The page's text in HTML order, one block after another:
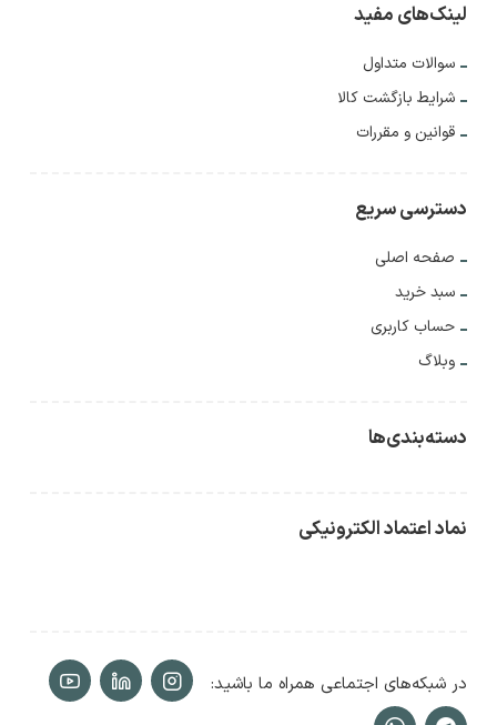
لینک‌های مفید
سوالات متداول
شرایط بازگشت کالا
قوانین و مقررات
دسترسی سریع
صفحه اصلی
سبد خرید
حساب کاربری
وبلاگ
دسته‌بندی‌ها
نماد اعتماد الکترونیکی
در شبکه‌های اجتماعی همراه ما باشید: